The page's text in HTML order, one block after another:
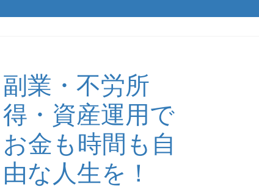
副業・不労所
得・資産運用で
お金も時間も自
由な人生を！